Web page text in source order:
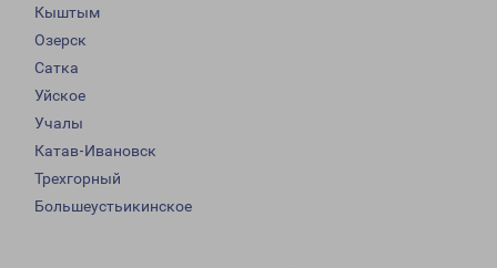
Кыштым
Озерск
Сатка
Уйское
Учалы
Катав-Ивановск
Трехгорный
Большеустьикинское